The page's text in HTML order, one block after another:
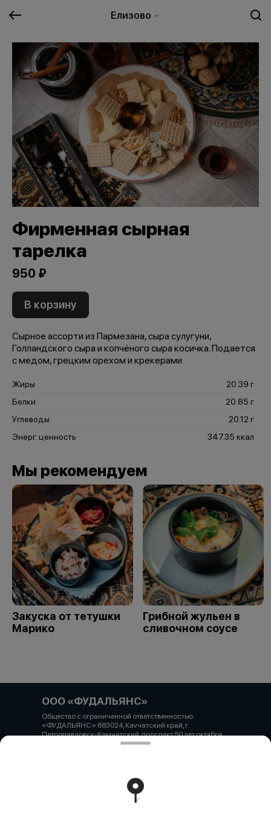
Елизово
Фирменная сырная
тарелка
950 ₽
В корзину
Сырное ассорти из Пармезана, сыра сулугуни,
Голландского сыра и копчёного сыра косичка. Подается
с медом, грецким орехом и крекерами
Жиры
20.39 г
Белки
20.85 г
Углеводы
20.12 г
Энерг. ценность
347.35 ккал
Мы рекомендуем
Закуска от тетушки
Марико
Грибной жульен в
сливочном соусе
ООО «ФУДАЛЬЯНС»
Общество с ограниченной ответственностью
«ФУДАЛЬЯНС» 683024, Каvчатский край, г.
Петропавловск-Камчатский, проспект 50 лет октября
д.16/1, пом.6 ОГРН 1184101003635 ИНН 4101185203 КПП
Работает на эффективном ядре